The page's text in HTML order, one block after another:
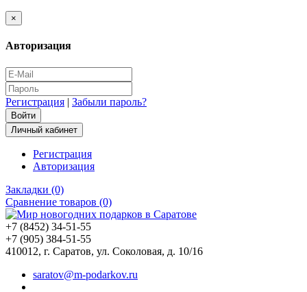
×
Авторизация
Регистрация | Забыли пароль?
Личный кабинет
Регистрация
Авторизация
Закладки (0)
Сравнение товаров (0)
+7 (8452) 34-51-55
+7 (905) 384-51-55
410012, г. Саратов, ул. Соколовая, д. 10/16
saratov@m-podarkov.ru